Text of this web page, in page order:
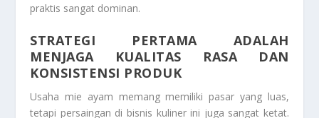
praktis sangat dominan.
STRATEGI PERTAMA ADALAH
MENJAGA KUALITAS RASA DAN
KONSISTENSI PRODUK
Usaha mie ayam memang memiliki pasar yang luas,
tetapi persaingan di bisnis kuliner ini juga sangat ketat.